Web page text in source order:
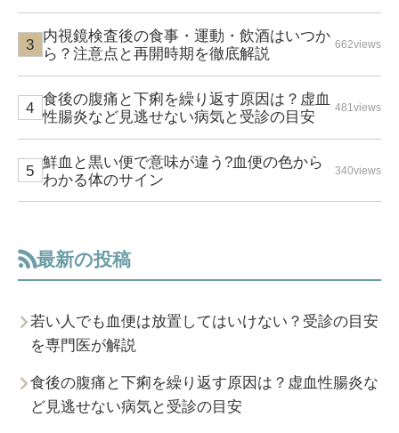
内視鏡検査後の食事・運動・飲酒はいつか
ら？注意点と再開時期を徹底解説
662views
食後の腹痛と下痢を繰り返す原因は？虚血
性腸炎など見逃せない病気と受診の目安
481views
鮮血と黒い便で意味が違う?血便の色から
わかる体のサイン
340views
最新の投稿
若い人でも血便は放置してはいけない？受診の目安
を専門医が解説
食後の腹痛と下痢を繰り返す原因は？虚血性腸炎な
ど見逃せない病気と受診の目安